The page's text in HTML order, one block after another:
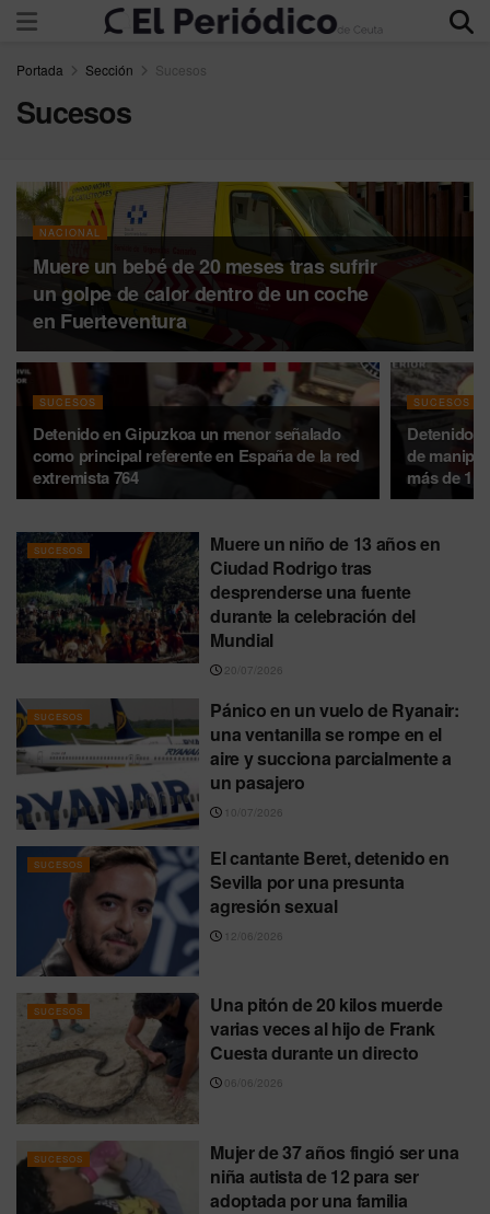
Portada Sección Sucesos
Sucesos
NACIONAL
Muere un bebé de 20 meses tras sufrir
un golpe de calor dentro de un coche
en Fuerteventura
SUCESOS
Detenido en Gipuzkoa un menor señalado
como principal referente en España de la red
extremista 764
SUCESOS
Detenido
de
más de
SUCESOS
Muere un niño de 13 años en
Ciudad Rodrigo tras
desprenderse una fuente
durante la celebración del
Mundial
20/07/2026
SUCESOS
Pánico en un vuelo de Ryanair:
una ventanilla se rompe en el
aire y succiona parcialmente a
un pasajero
10/07/2026
SUCESOS
El cantante Beret, detenido en
Sevilla por una presunta
agresión sexual
12/06/2026
SUCESOS
Una pitón de 20 kilos muerde
varias veces al hijo de Frank
Cuesta durante un directo
06/06/2026
SUCESOS
Mujer de 37 años fingió ser una
niña autista de 12 para ser
adoptada por una familia